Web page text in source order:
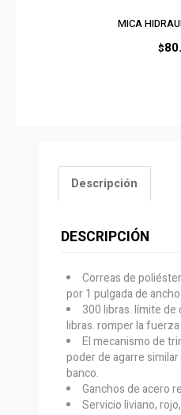
MICA
$
Descripción
DESCRIPCIÓN
Correas de
por 1 pulgada de ancho.
300 libras. límite de
libras. romper la fuerza
El mecanismo de
poder de agarre
banco.
Ganchos de acero
Servicio liviano,